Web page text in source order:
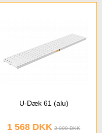
U-Dæk 61 (alu)
1 568 DKK 2 000 DKK